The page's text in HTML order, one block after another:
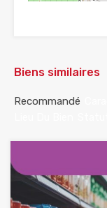
Biens similaires
Recommandé